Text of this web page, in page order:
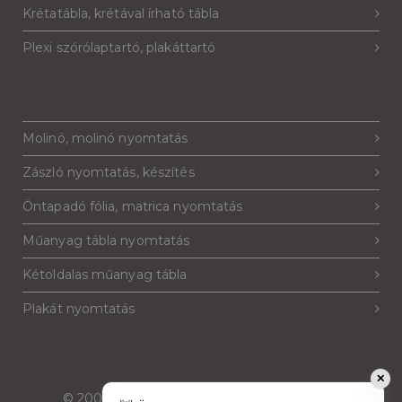
Krétatábla, krétával írható tábla
Plexi szórólaptartó, plakáttartó
Molinó, molinó nyomtatás
Zászló nyomtatás, készítés
Öntapadó fólia, matrica nyomtatás
Műanyag tábla nyomtatás
Kétoldalas műanyag tábla
Plakát nyomtatás
© 2007-2026
✕